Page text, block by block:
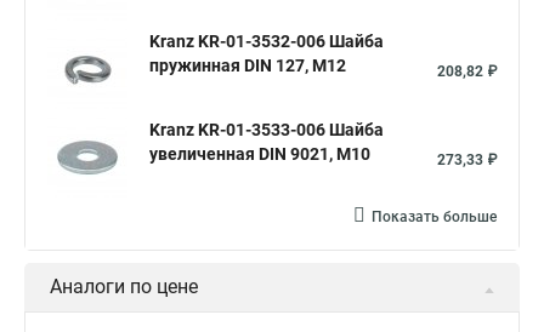
Kranz KR-01-3532-006 Шайба
пружинная DIN 127, M12
208,82 ₽
Kranz KR-01-3533-006 Шайба
увеличенная DIN 9021, M10
273,33 ₽
Показать больше
Аналоги по цене